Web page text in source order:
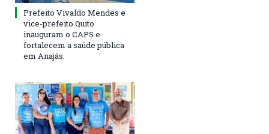
Prefeito Vivaldo Mendes e
vice-prefeito Quito
inauguram o CAPS e
fortalecem a saúde pública
em Anajás.